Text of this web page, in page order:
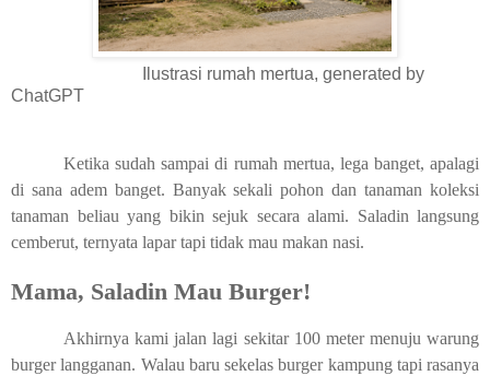
Ilustrasi rumah mertua, generated by
ChatGPT
Ketika sudah sampai di rumah mertua, lega banget, apalagi
di sana adem banget. Banyak sekali pohon dan tanaman koleksi
tanaman beliau yang bikin sejuk secara alami. Saladin langsung
cemberut, ternyata lapar tapi tidak mau makan nasi.
Mama, Saladin Mau Burger!
Akhirnya kami jalan lagi sekitar 100 meter menuju warung
burger langganan. Walau baru sekelas burger kampung tapi rasanya